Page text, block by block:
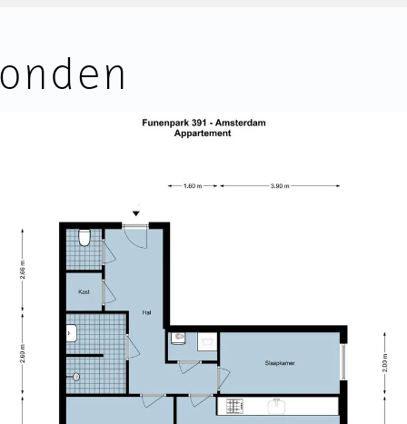
en het
Funenpark is van
uit de buurt of met eigen
gras kan je heerlijk picknicken
Oost, de bruisende
en binnen 8 min fietsen
of op de Dappermarkt en er is
Op een steenworp afstand
zoals onder andere
Daarnaast is er een separaat
voorzien van de wasmachine
ook nog een tweede, interne
BIJZONDERHEDEN:
• Fantastisch, licht
• Woonoppervlakte van circa 79
• Twee goed formaat slaapkamers;